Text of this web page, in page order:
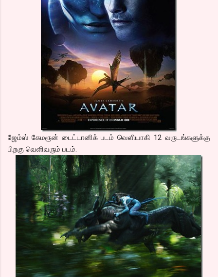
ஜேம்ஸ் கேமரூன் டைட்டானிக் படம் வெளியாகி 12 வருடங்களுக்கு
பிறகு வெளிவரும் படம்.